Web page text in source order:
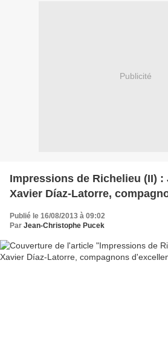
Publicité
Impressions de Richelieu (II) :
Xavier Díaz-Latorre,
Publié le 16/08/2013 à 09:02
Par Jean-Christophe Pucek